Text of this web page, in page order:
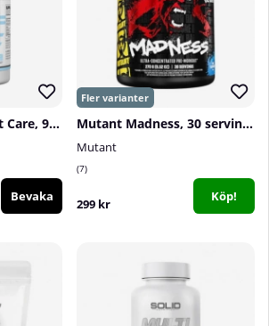
Trained By JP Heart Care, 90 caps
Bevaka
Mutant Madness, 30 servings
Mutant
7
299 kr Köp!